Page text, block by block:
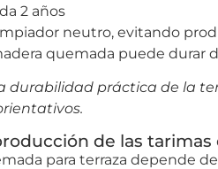
2 años
neutro, evitando
quemada puede durar
durabilidad práctica de la
de las
para terraza depende